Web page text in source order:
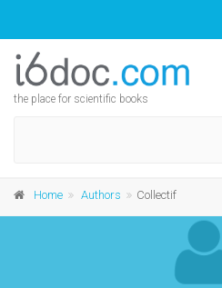
the place for scientific books
Home Authors Collectif